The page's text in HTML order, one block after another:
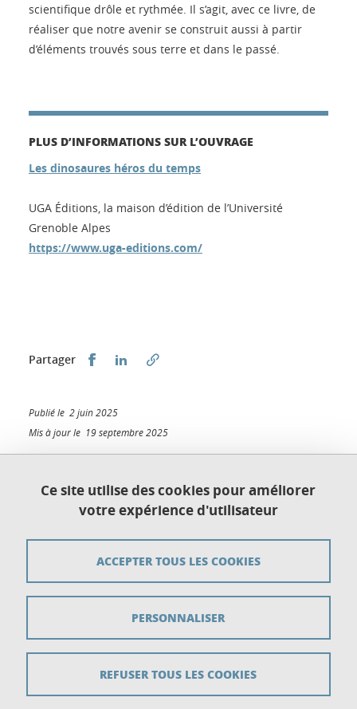
scientifique drôle et rythmée. Il s’agit, avec ce livre, de
réaliser que notre avenir se construit aussi à partir
d’éléments trouvés sous terre et dans le passé.
PLUS D’INFORMATIONS SUR L’OUVRAGE
Les dinosaures héros du temps
UGA Éditions, la maison d’édition de l’Université
Grenoble Alpes
https://www.uga-editions.com/
Partager Partager sur Facebook
Partager sur LinkedIn
Publié le 2 juin 2025
Mis à jour le 19 septembre 2025
Mentions légales
Données personnelles
Gestion des cookies
Accessibilité : non conforme
Ce site utilise des cookies pour améliorer
votre expérience d'utilisateur
ACCEPTER TOUS LES COOKIES
REFUSER TOUS LES COOKIES
PERSONNALISER